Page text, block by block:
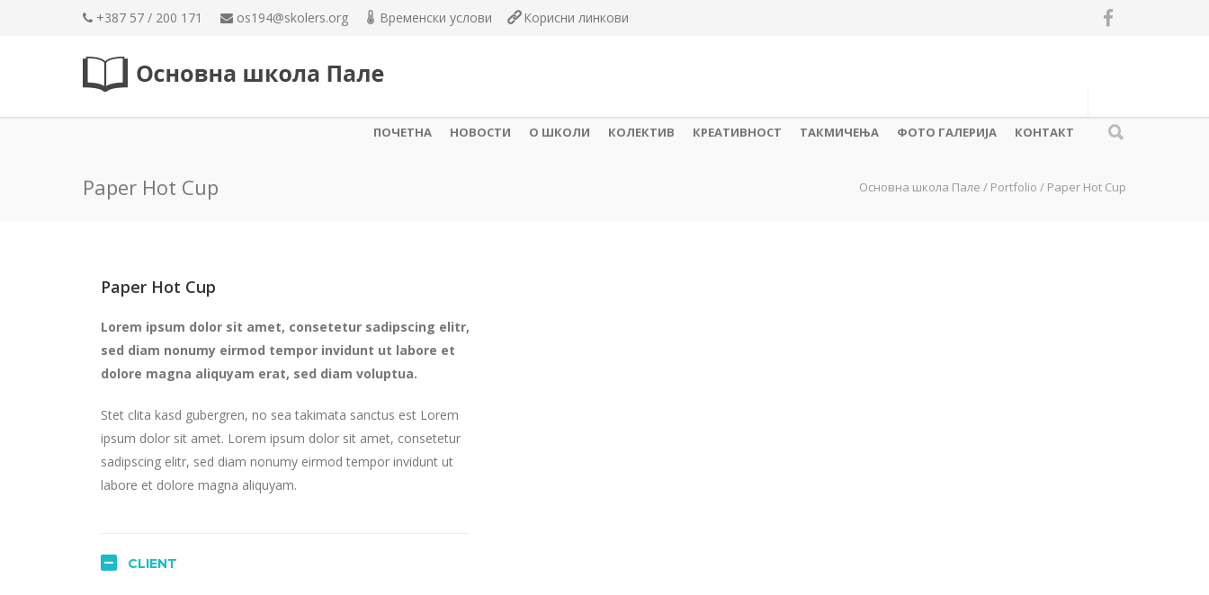
+387 57 / 200 171 os194@skolers.org Временски услови Корисни линкови
ПОЧЕТНА НОВОСТИ О ШКОЛИ КОЛЕКТИВ КРЕАТИВНОСТ ТАКМИЧЕЊА ФОТО ГАЛЕРИЈА КОНТАКТ
Paper Hot Cup Основна школа Пале / Portfolio / Paper Hot Cup
Paper Hot Cup
Lorem ipsum dolor sit amet, consetetur sadipscing elitr,
sed diam nonumy eirmod tempor invidunt ut labore et
dolore magna aliquyam erat, sed diam voluptua.
Stet clita kasd gubergren, no sea takimata sanctus est Lorem
ipsum dolor sit amet. Lorem ipsum dolor sit amet, consetetur
sadipscing elitr, sed diam nonumy eirmod tempor invidunt ut
labore et dolore magna aliquyam.
CLIENT